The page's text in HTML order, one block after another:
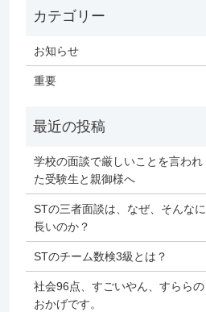
お知らせ
重要
学校の面談で厳しいことを言われ
た受験生と親御様へ
STの三者面談は、なぜ、そんなに
長いのか？
STのチーム数検3級とは？
社会96点、すごいやん、すららの
おかげです。